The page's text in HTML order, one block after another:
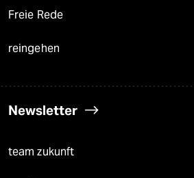
Freie Rede
reingehen
Newsletter
team zukunft